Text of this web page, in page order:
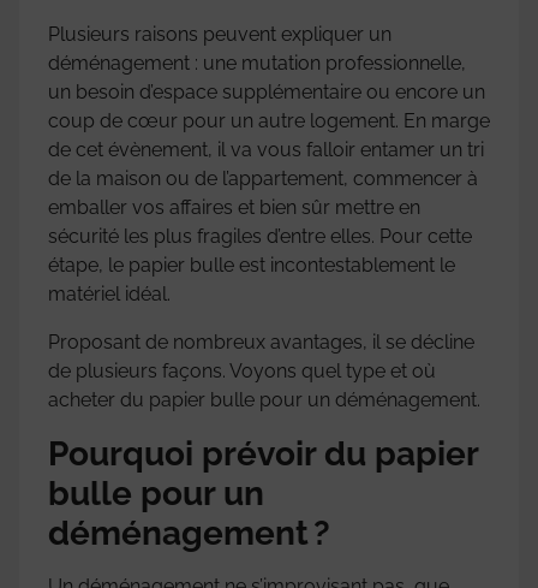
Plusieurs raisons peuvent expliquer un
déménagement : une mutation professionnelle,
un besoin d’espace supplémentaire ou encore un
coup de cœur pour un autre logement. En marge
de cet évènement, il va vous falloir entamer un tri
de la maison ou de l’appartement, commencer à
emballer vos affaires et bien sûr mettre en
sécurité les plus fragiles d’entre elles. Pour cette
étape, le papier bulle est incontestablement le
matériel idéal.
Proposant de nombreux avantages, il se décline
de plusieurs façons. Voyons quel type et où
acheter du papier bulle pour un déménagement.
Pourquoi prévoir du papier
bulle pour un
déménagement ?